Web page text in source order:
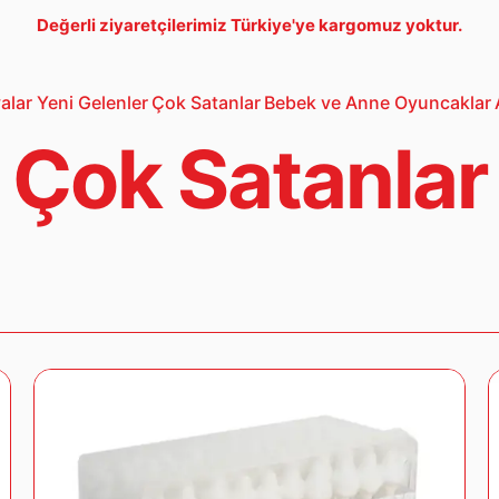
Değerli ziyaretçilerimiz Türkiye'ye kargomuz yoktur.
Bebek
3-5 Yaş
Yeni Gelenler Çok Satanlar Bebek ve Anne Oyuncaklar
Lego
Çok Satanlar